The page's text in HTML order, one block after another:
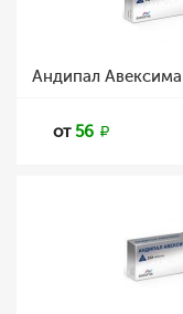
Андипал Авексима
от56